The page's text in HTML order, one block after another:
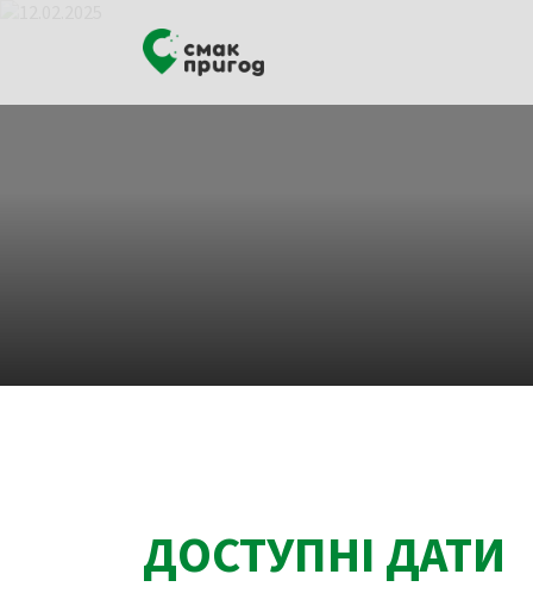
ДОСТУПНІ ДАТИ